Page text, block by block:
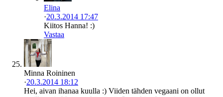
Elina
·20.3.2014 17:47
Kiitos Hanna! :)
Vastaa
Minna Roininen
·20.3.2014 18:12
Hei, aivan ihanaa kuulla :) Viiden tähden vegaani on ollut